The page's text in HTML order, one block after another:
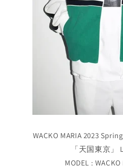
WACKO MARIA 2023
「天国東京」
MODEL :